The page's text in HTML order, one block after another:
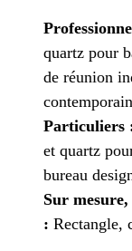
quartz pour
de réunion
contemporain
Particuliers
et quartz
bureau
Sur
: Rectangle,